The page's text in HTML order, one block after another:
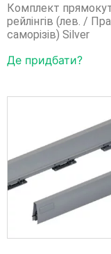
Комплект
рейлінгів (лев. /
саморізів) Silver
Де придбати?